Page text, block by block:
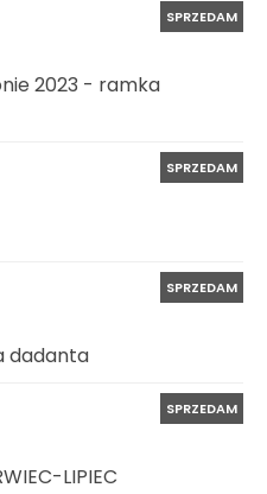
SPRZEDAM
2023 - ramka
SPRZEDAM
SPRZEDAM
dadanta
SPRZEDAM
LIPIEC